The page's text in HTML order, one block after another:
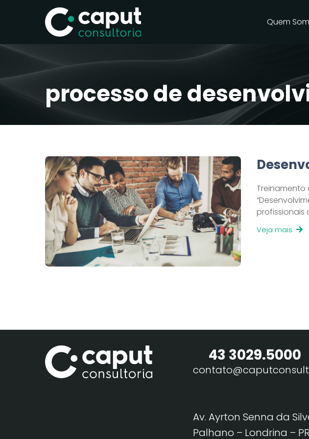
Quem
processo de
Treinamento
profissionais
Veja mais
43 3029.5000
Av. Ayrton Senna da
Palhano – Londrina –